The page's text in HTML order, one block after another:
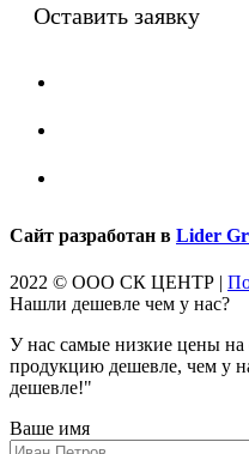
Оставить заявку
Сайт разработан в Lider
2022 © ООО СК ЦЕНТР |
Нашли дешевле чем у нас?
У нас самые низкие цены
продукцию дешевле, чем у
дешевле!"
Ваше имя